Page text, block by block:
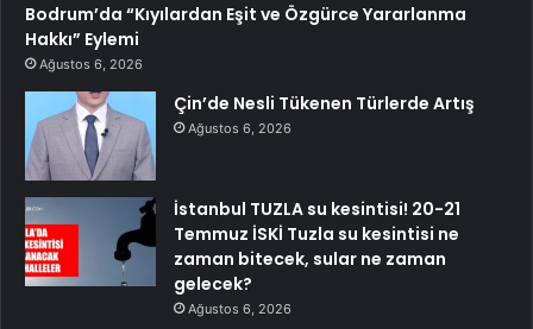
Bodrum’da “Kıyılardan Eşit ve Özgürce Yararlanma
Hakkı” Eylemi
Ağustos 6, 2026
Çin’de Nesli Tükenen Türlerde Artış
Ağustos 6, 2026
İstanbul TUZLA su kesintisi! 20-21
Temmuz İSKİ Tuzla su kesintisi ne
zaman bitecek, sular ne zaman
gelecek?
Ağustos 6, 2026